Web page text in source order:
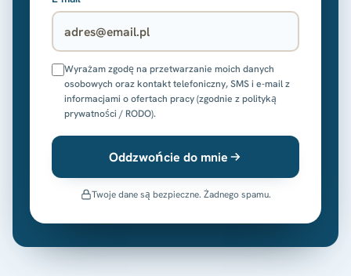
Wyrażam zgodę na przetwarzanie moich danych
osobowych oraz kontakt telefoniczny, SMS i e-mail z
informacjami o ofertach pracy (zgodnie z polityką
prywatności / RODO).
Oddzwońcie do mnie
Twoje dane są bezpieczne. Żadnego spamu.